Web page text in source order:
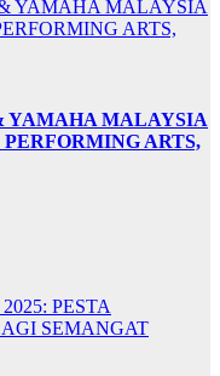
YAMAHA MALAYSIA
ARTS,